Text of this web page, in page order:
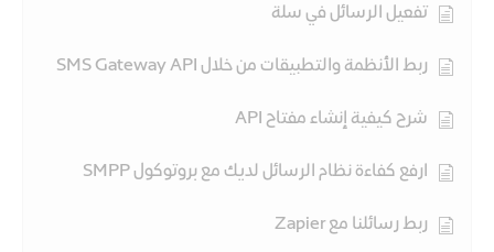
تفعيل الرسائل في سلة
ربط الأنظمة والتطبيقات من خلال SMS Gateway API
شرح كيفية إنشاء مفتاح API
ارفع كفاءة نظام الرسائل لديك مع بروتوكول SMPP
ربط رسائلنا مع Zapier